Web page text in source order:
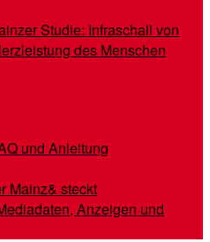
Studie: Infraschall von
des Menschen
und Anleitung
Mainz& steckt
Anzeigen und